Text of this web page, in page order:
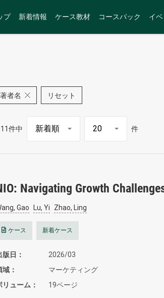
プ 新着情報 ケース教材 コースパック イベ
著者名 リセット
件中 件
Navigating Growth
Gao Lu, Yi Zhao, Ling
ケース 新着ケース
版日
2026/03
域
マーケティング
リューム
19ページ